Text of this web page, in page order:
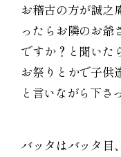
お稽古の方が誠之
ったらお隣のお爺
ですか？と聞いた
お祭りとかで子供
と言いながら下さ
バッタはバッタ目